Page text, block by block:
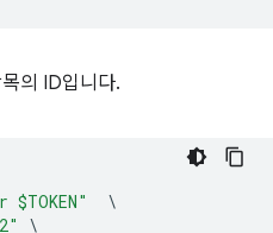
의 ID입니다.
\
\